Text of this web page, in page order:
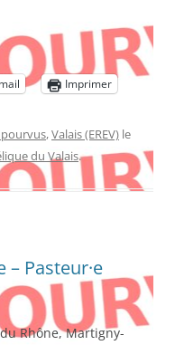
Imprimer
,Valais (EREV) le
du Valais.
– Pasteur·e
Rhône, Martigny-